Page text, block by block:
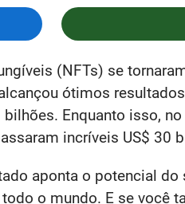
(NFTs) se
ótimos
Enquanto isso,
incríveis US$ 30
aponta o potencial
o mundo. E se você